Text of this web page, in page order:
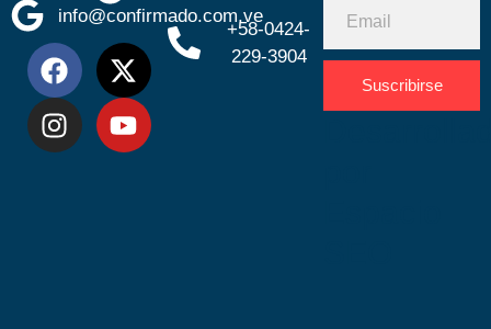
info@confirmado.com.ve
+58-0424-
229-3904
Suscribirse